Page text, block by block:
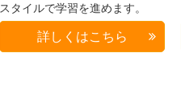
スタイルで学習を進めます。
詳しくはこちら